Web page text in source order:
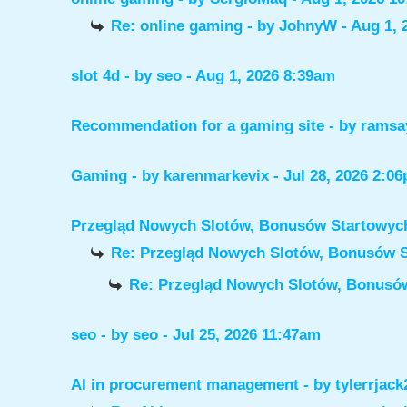
Re: online gaming - by JohnyW- Aug 1,
slot 4d - by seo- Aug 1, 2026 8:39am
Recommendation for a gaming site - by
Gaming - by karenmarkevix- Jul 28, 2026
Przegląd Nowych Slotów, Bonusów
Re: Przegląd Nowych Slotów, Bonusów
Re: Przegląd Nowych Slotów,
seo - by seo- Jul 25, 2026 11:47am
AI in procurement management - by